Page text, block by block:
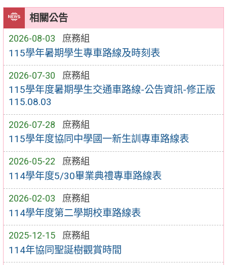
相關公告
2026-08-03 庶務組
115學年暑期學生專車路線及時刻表
2026-07-30 庶務組
115學年度暑期學生交通車路線-公告資訊-修正版
115.08.03
2026-07-28 庶務組
115學年度協同中學國一新生訓專車路線表
2026-05-22 庶務組
114學年度5/30畢業典禮專車路線表
2026-02-03 庶務組
114學年度第二學期校車路線表
2025-12-15 庶務組
114年協同聖誕樹觀賞時間